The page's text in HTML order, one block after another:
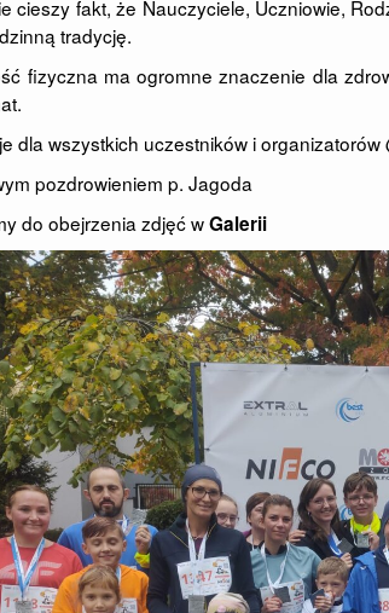
cieszy fakt, że Nauczyciele, Uczniowie,
tradycję.
fizyczna ma ogromne znaczenie dla
dla wszystkich uczestników i organizatorów
pozdrowieniem p. Jagoda
do obejrzenia zdjęć wGalerii